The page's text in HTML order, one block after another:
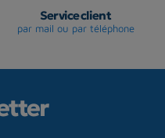
Service client
par mail ou par téléphone